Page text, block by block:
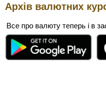
Архів валютних
Все про валюту теперь і в